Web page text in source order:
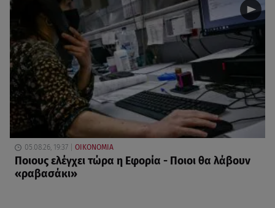
05.08.26, 19:37 ΟΙΚΟΝΟΜΙΑ
Ποιους ελέγχει τώρα η Εφορία - Ποιοι θα λάβουν
«ραβασάκι»